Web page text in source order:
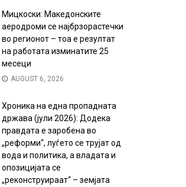
Мицкоски: Македонските
аеродроми се најбрзорастечки
во регионот – тоа е резултат
на работата изминатите 25
месеци
AUGUST 6, 2026
Хроника на една пропадната
држава (јули 2026): Додека
правдата е заробена во
„реформи“, луѓето се трујат од
вода и политика, а владата и
опозицијата се
„реконструираат“ – земјата